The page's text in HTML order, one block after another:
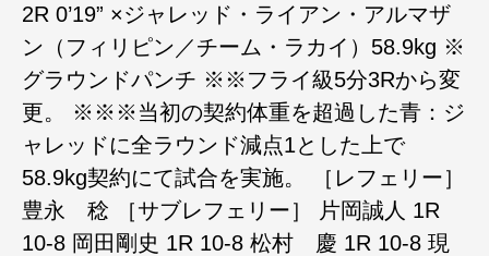
2R 0’19” ×ジャレッド・ライアン・アルマザ
ン（フィリピン／チーム・ラカイ）58.9kg ※
グラウンドパンチ ※※フライ級5分3Rから変
更。 ※※※当初の契約体重を超過した青：ジ
ャレッドに全ラウンド減点1とした上で
58.9kg契約にて試合を実施。 ［レフェリー］
豊永 稔 ［サブレフェリー］ 片岡誠人 1R
10-8 岡田剛史 1R 10-8 松村 慶 1R 10-8 現